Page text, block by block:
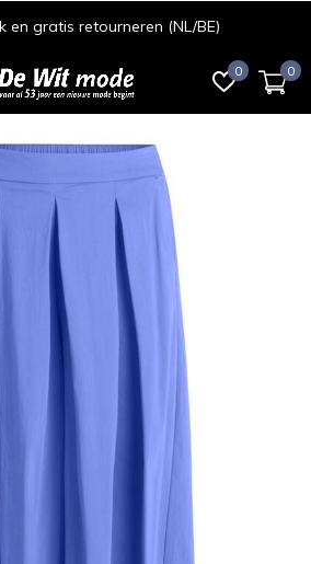
0 0
en gratis retourneren (NL/BE)